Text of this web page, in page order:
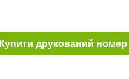
Купити друкований номер